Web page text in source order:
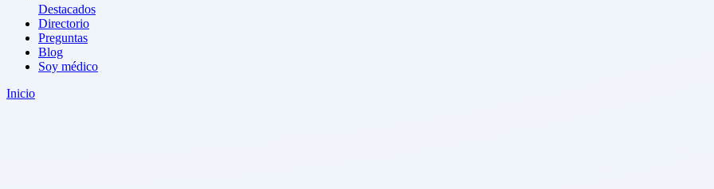
Destacados
Directorio
Preguntas
Blog
Soy médico
Inicio